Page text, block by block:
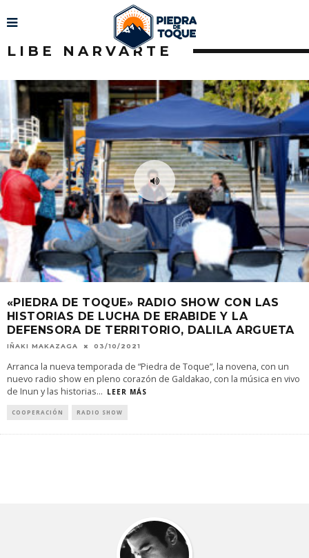
LIBE NARVARTE
«PIEDRA DE TOQUE» RADIO SHOW CON LAS
HISTORIAS DE LUCHA DE ERABIDE Y LA
DEFENSORA DE TERRITORIO, DALILA ARGUETA
IÑAKI MAKAZAGA 03/10/2021
Arranca la nueva temporada de “Piedra de Toque”, la novena, con un
nuevo radio show en pleno corazón de Galdakao, con la música en vivo
de Inun y las historias... LEER MÁS
COOPERACIÓN RADIO SHOW